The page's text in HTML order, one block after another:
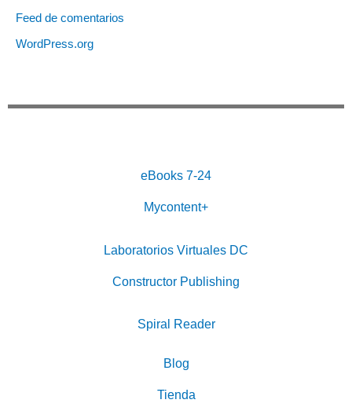
Feed de comentarios
WordPress.org
eBooks 7-24
Mycontent+
Laboratorios Virtuales DC
Constructor Publishing
Spiral Reader
Blog
Tienda